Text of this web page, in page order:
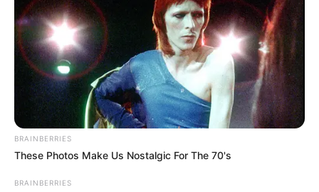
Περισσότερα νέα από την Εύβοια
Συναγερμός για φωτιά έξω από τη Χαλκίδα
ΣΥΝΕΧΗΣ ΕΝΗΜΕΡΩΣΗ
Τραγωδία σε παραλία της Χαλκίδας για
62χρονο άντρα
Τραγωδία στη Χαλκίδα: Βρήκαν έναν άντρα
BRAINBERRIES
These Photos Make Us Nostalgic For The 70's
BRAINBERRIES